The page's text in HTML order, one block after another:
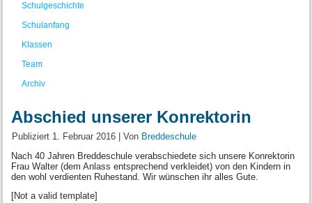
Schulgeschichte
Schulanfang
Klassen
Team
Archiv
Abschied unserer Konrektorin
Publiziert 1. Februar 2016 |Von Breddeschule
Nach 40 Jahren Breddeschule verabschiedete sich unsere Konrektorin
Frau Walter (dem Anlass entsprechend verkleidet) von den Kindern in
den wohl verdienten Ruhestand. Wir wünschen ihr alles Gute.
[Not a valid template]